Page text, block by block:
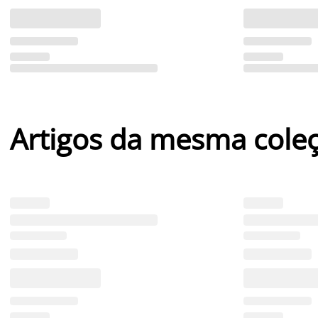
Artigos da mesma